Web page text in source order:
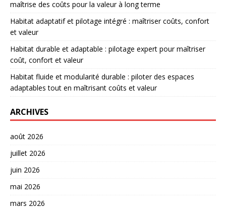
maîtrise des coûts pour la valeur à long terme
Habitat adaptatif et pilotage intégré : maîtriser coûts, confort
et valeur
Habitat durable et adaptable : pilotage expert pour maîtriser
coût, confort et valeur
Habitat fluide et modularité durable : piloter des espaces
adaptables tout en maîtrisant coûts et valeur
ARCHIVES
août 2026
juillet 2026
juin 2026
mai 2026
mars 2026